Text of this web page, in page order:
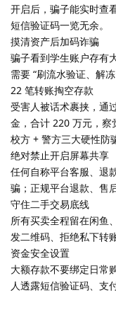
开启后，骗子能实时查
短信验证码一览无余。
摸清资产后加码诈骗
骗子看到学生账户存有
需要 “刷流水验证、解
22 笔转账掏空存款
受害人被话术裹挟，通
金，合计 220 万元，察
校方 + 警方三大硬性防
绝对禁止开启屏幕共享
任何自称平台客服、退
骗；正规平台退款、售
守住二手交易底线
所有买卖全程留在闲鱼
发二维码、拒绝私下转
资金安全设置
大额存款不要绑定日常
人透露短信验证码、支